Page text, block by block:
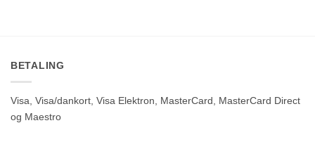
BETALING
Visa, Visa/dankort, Visa Elektron, MasterCard, MasterCard Direct
og Maestro